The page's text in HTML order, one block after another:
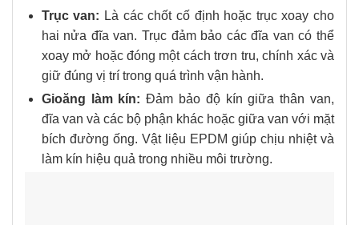
Trục van: Là các chốt cố định hoặc trục xoay cho
hai nửa đĩa van. Trục đảm bảo các đĩa van có thể
xoay mở hoặc đóng một cách trơn tru, chính xác và
giữ đúng vị trí trong quá trình vận hành.
Gioăng làm kín:Đảm bảo độ kín giữa thân van,
đĩa van và các bộ phận khác hoặc giữa van với mặt
bích đường ống. Vật liệu EPDM giúp chịu nhiệt và
làm kín hiệu quả trong nhiều môi trường.